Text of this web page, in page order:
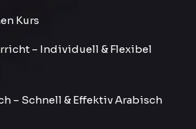
Kurs
– Individuell & Flexibel
– Schnell & Effektiv Arabisch